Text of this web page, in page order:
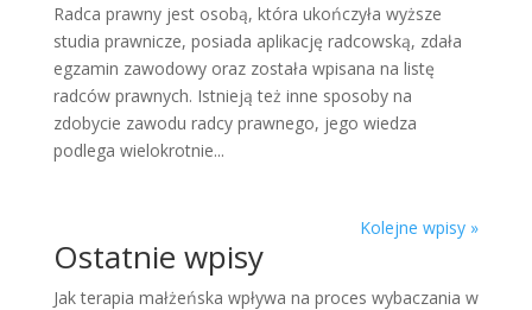
Radca prawny jest osobą, która ukończyła wyższe
studia prawnicze, posiada aplikację radcowską, zdała
egzamin zawodowy oraz została wpisana na listę
radców prawnych. Istnieją też inne sposoby na
zdobycie zawodu radcy prawnego, jego wiedza
podlega wielokrotnie...
Kolejne wpisy »
Ostatnie wpisy
Jak terapia małżeńska wpływa na proces wybaczania w